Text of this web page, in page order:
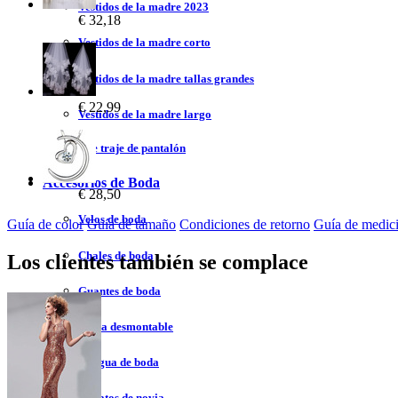
Vestidos de la madre 2023
Vestidos de la madre corto
Vestidos de la madre tallas grandes
Vestidos de la madre largo
Vestidos de traje de pantalón
Accesorios de Boda
Velos de boda
Chales de boda
Guantes de boda
Falda desmontable
Enagua de boda
€ 32,18
€ 22,99
€ 28,50
Guía de color Guía de tamaño Condiciones de retorno Guía de
Los clientes también se complace